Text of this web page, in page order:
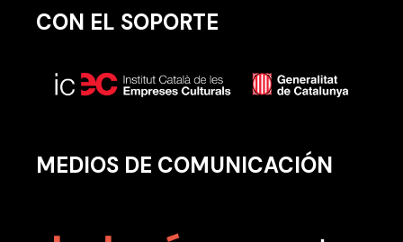
CON EL SOPORTE
MEDIOS DE COMUNICACIÓN